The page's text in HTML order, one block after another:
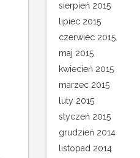
sierpień 2015
lipiec 2015
czerwiec 2015
maj 2015
kwiecień 2015
marzec 2015
luty 2015
styczeń 2015
grudzień 2014
listopad 2014